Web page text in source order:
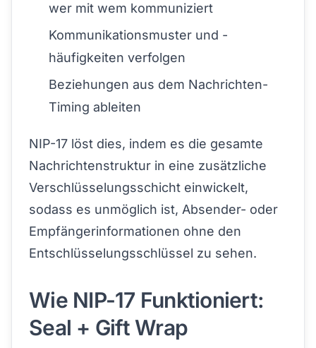
wer mit wem kommuniziert
Kommunikationsmuster und -
häufigkeiten verfolgen
Beziehungen aus dem Nachrichten-
Timing ableiten
NIP-17 löst dies, indem es die gesamte
Nachrichtenstruktur in eine zusätzliche
Verschlüsselungsschicht einwickelt,
sodass es unmöglich ist, Absender- oder
Empfängerinformationen ohne den
Entschlüsselungsschlüssel zu sehen.
Wie NIP-17 Funktioniert:
Seal + Gift Wrap